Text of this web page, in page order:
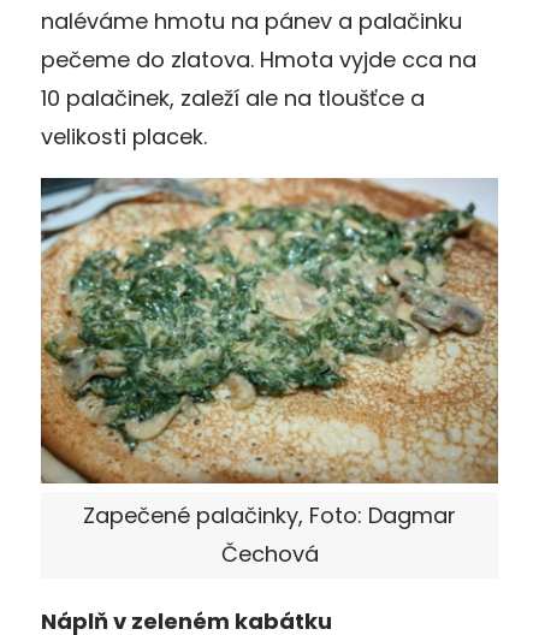
naléváme hmotu na pánev a palačinku
pečeme do zlatova. Hmota vyjde cca na
10 palačinek, zaleží ale na tloušťce a
velikosti placek.
Zapečené palačinky, Foto: Dagmar
Čechová
Náplň v zeleném kabátku